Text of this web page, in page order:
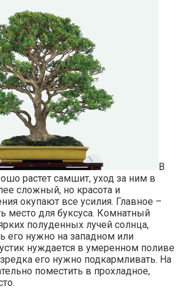
В
растет самшит, уход за ним в
сложный, но красота и
окупают все усилия. Главное –
место для буксуса. Комнатный
полуденных лучей солнца,
его нужно на западном или
нуждается в умеренном поливе
его нужно подкармливать. На
поместить в прохладное,